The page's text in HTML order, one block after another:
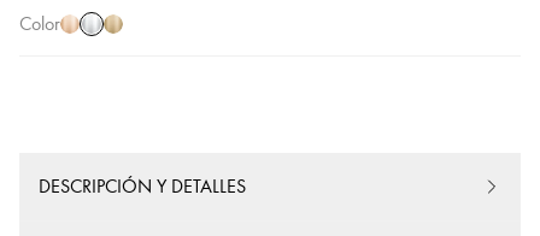
Color
DESCRIPCIÓN Y DETALLES